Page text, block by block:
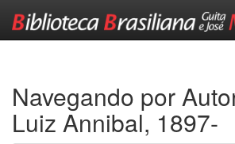
Navegando por
Luiz Annibal, 1897-